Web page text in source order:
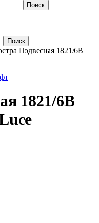
Поиск
Поиск
Подвесная 1821/6B
1821/6B